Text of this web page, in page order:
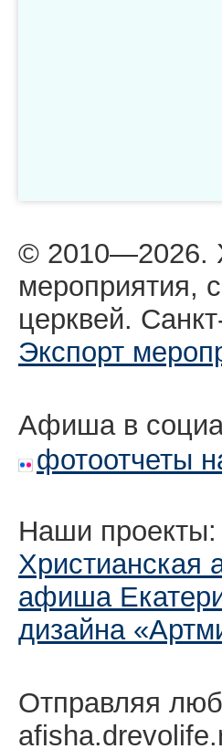
© 2010—2026.
мероприятия,
церквей.
Экспорт
Афиша в
фотоотчеты
Наши проекты:
Христианская
афиша
дизайна
Отправляя